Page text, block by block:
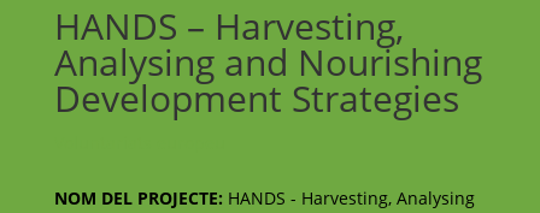
HANDS – Harvesting,
Analysing and Nourishing
Development Strategies
NOM DEL PROJECTE: HANDS - Harvesting, Analysing